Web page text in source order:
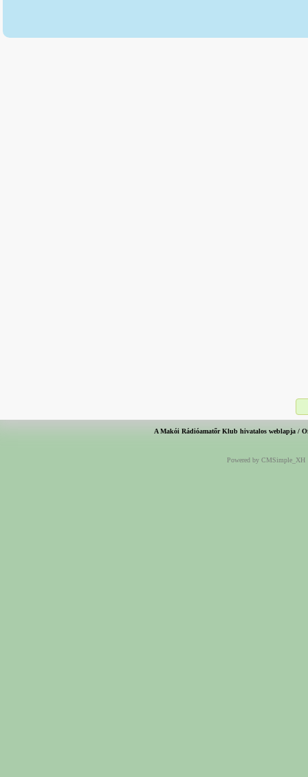
A Makói Rádióamatőr Klub hivatalos weblapja /
Powered by CMSimple_XH